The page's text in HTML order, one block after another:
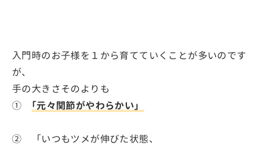
入門時のお子様を１から育てていくことが多いのです
が、
手の大きさそのよりも
① ｢元々関節がやわらかい」
② 「いつもツメが伸びた状態、